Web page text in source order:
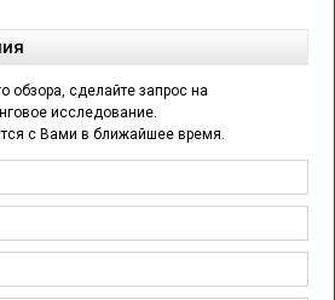
обзора, сделайте запрос на
исследование.
с Вами в ближайшее время.